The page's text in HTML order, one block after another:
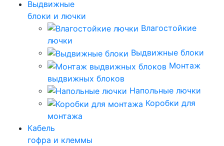
Выдвижные
блоки и лючки
Влагостойкие
лючки
Выдвижные блоки
Монтаж
выдвижных блоков
Напольные лючки
Коробки для
монтажа
Кабель
гофра и клеммы